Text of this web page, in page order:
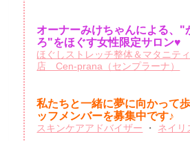
オーナーみけちゃんによる、"
ろ"をほぐす女性限定サロン♥
ほぐしストレッチ整体＆マタニテ
店 Cen-prana（センプラーナ）
私たちと一緒に夢に向かって
ッフメンバーを募集中です♪
スキンケアアドバイザー ・ ネイリ